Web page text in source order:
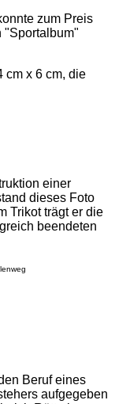
zum Preis
"Sportalbum"
cm x 6 cm, die
einer
dieses Foto
Trikot trägt er die
beendeten
Beruf eines
aufgegeben